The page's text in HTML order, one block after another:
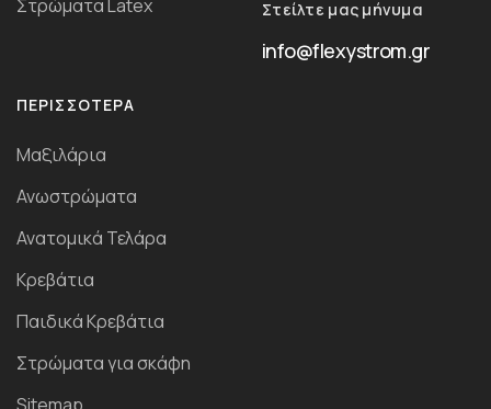
Στρώματα Latex
Στείλτε μας μήνυμα
info@flexystrom.gr
ΠΕΡΙΣΣΌΤΕΡΑ
Μαξιλάρια
Ανωστρώματα
Ανατομικά Τελάρα
Κρεβάτια
Παιδικά Κρεβάτια
Στρώματα για σκάφη